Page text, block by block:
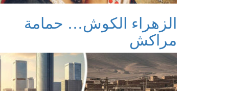
الزهراء الكوش… حمامة
مراكش